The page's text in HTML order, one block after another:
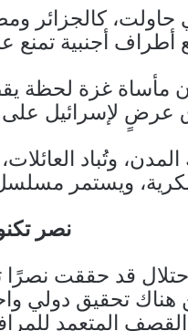
حاولت، كالجزائر
أجنبية تمنع
مأساة غزة لحظة يقظة
لإسرائيل على
المدن، وتُباد
ويستمر
نصر
قد حققت
هناك تحقيق دولي
المتعمد